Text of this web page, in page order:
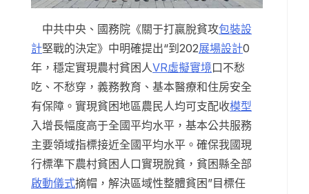
中共中央、國務院《關于打贏脫貧攻包裝設
計堅戰的決定》中明確提出“到202展場設計0
年，穩定實現農村貧困人VR虛擬實境口不愁
吃、不愁穿，義務教育、基本醫療和住房安全
有保障。實現貧困地區農民人均可支配收模型
入增長幅度高于全國平均水平，基本公共服務
主要領域指標接近全國平均水平。確保我國現
行標準下農村貧困人口實現脫貧，貧困縣全部
啟動儀式摘帽，解決區域性整體貧困”目標任